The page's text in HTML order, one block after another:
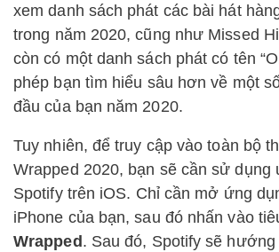
xem danh sách phát các bài hát
trong năm 2020, cũng như Missed
còn có một danh sách phát có tên
phép bạn tìm hiểu sâu hơn về một
đầu của bạn năm 2020.
Tuy nhiên, để truy cập vào toàn bộ
Wrapped 2020, bạn sẽ cần sử dụng
Spotify trên iOS. Chỉ cần mở ứng
iPhone của bạn, sau đó nhấn vào
Wrapped . Sau đó, Spotify sẽ